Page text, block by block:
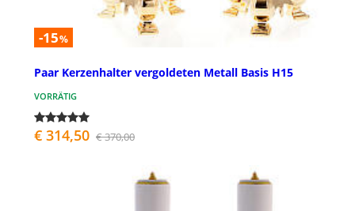
-15%
Paar Kerzenhalter vergoldeten Metall Basis H15
VORRÄTIG
€ 314,50 € 370,00